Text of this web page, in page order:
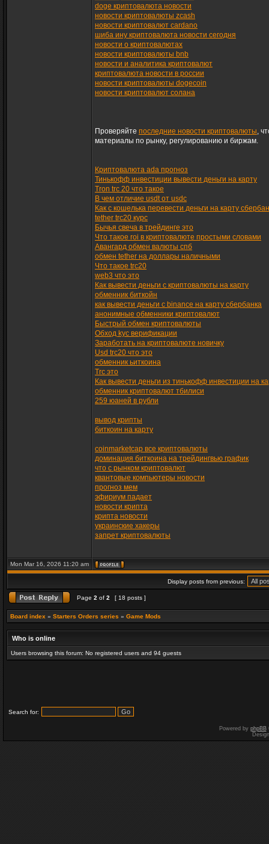
doge криптовалюта новости
новости криптовалюты zcash
новости криптовалют cardano
шиба ину криптовалюта новости сегодня
новости о криптовалютах
новости криптовалюты bnb
новости и аналитика криптовалют
криптовалюта новости в россии
новости криптовалюты dogecoin
новости криптовалют солана
Проверяйте последние новости криптовалюты,
материалы по рынку, регулированию и биржам.
Криптовалюта ada прогноз
Тинькофф инвестиции вывести деньги на карту
Tron trc 20 что такое
В чем отличие usdt от usdc
Как с кошелька перевести деньги на карту
tether trc20 курс
Бычья свеча в трейдинге это
Что такое roi в криптовалюте простыми словами
Авангард обмен валюты спб
обмен tether на доллары наличными
Что такое trc20
web3 что это
Как вывести деньги с криптовалюты на карту
обменник биткойн
как вывести деньги с binance на карту сбербанка
анонимные обменники криптовалют
Быстрый обмен криптовалюты
Обход kyc верификации
Заработать на криптовалюте новичку
Usd trc20 что это
обменник ьиткоина
Trc это
Как вывести деньги из тинькофф инвестиции на
обменник криптовалют тбилиси
259 юаней в рубли
вывод крипты
биткоин на карту
coinmarketcap все криптовалюты
доминация биткоина на трейдингвью график
что с рынком криптовалют
квантовые компьютеры новости
прогноз мем
эфириум падает
новости крипта
крипта новости
украинские хакеры
запрет криптовалюты
Mon Mar 16, 2026 11:20 am
Display posts from previous:
Page 2 of 2 [ 18 posts ]
Board index » Starters Orders series » Game Mods
Who is online
Users browsing this forum: No registered users and 94 guests
Search for:
Powered by phpBB